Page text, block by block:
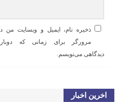
ذخیره نام، ایمیل و وبسایت من
مرورگر برای زمانی که
دیدگاهی می‌نویسم.
اخرین اخبار